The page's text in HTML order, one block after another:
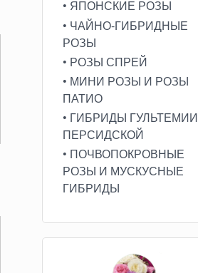
• ЯПОНСКИЕ РОЗЫ
• ЧАЙНО-ГИБРИДНЫЕ
РОЗЫ
• РОЗЫ СПРЕЙ
• МИНИ РОЗЫ И РОЗЫ
ПАТИО
• ГИБРИДЫ ГУЛЬТЕМИИ
ПЕРСИДСКОЙ
• ПОЧВОПОКРОВНЫЕ
РОЗЫ И МУСКУСНЫЕ
ГИБРИДЫ